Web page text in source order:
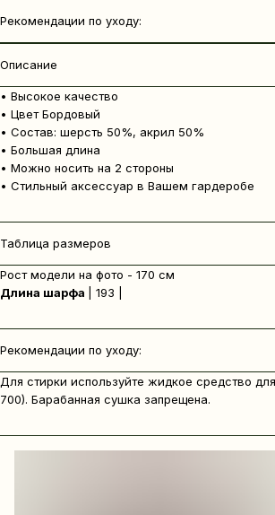
Рекомендации по уходу:
Описание
• Высокое качество
• Цвет Бордовый
• Состав: шерсть 50%, акрил 50%
• Большая длина
• Можно носить на 2 стороны
• Стильный аксессуар в Вашем гардеробе
Таблица размеров
Рост модели на фото - 170 см
Длина шарфа
| 193 |
Рекомендации по уходу:
Для стирки используйте жидкое средство
700). Барабанная сушка запрещена.